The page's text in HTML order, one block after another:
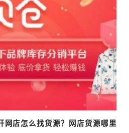
网店怎么找货源？网店货源哪里